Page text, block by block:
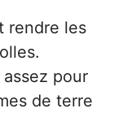
rendre les
pour
de terre